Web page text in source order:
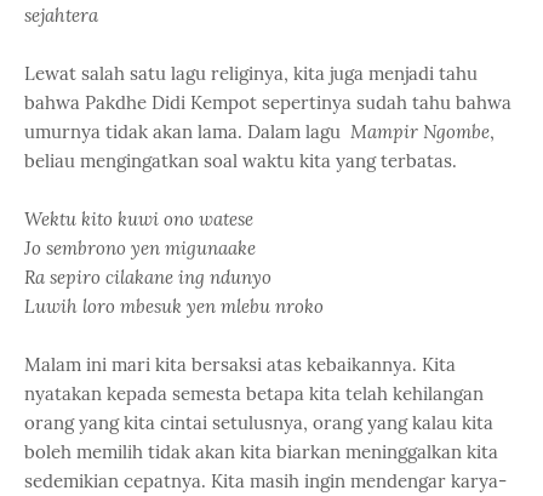
sejahtera
Lewat salah satu lagu religinya, kita juga menjadi tahu
bahwa Pakdhe Didi Kempot sepertinya sudah tahu bahwa
umurnya tidak akan lama. Dalam lagu Mampir Ngombe,
beliau mengingatkan soal waktu kita yang terbatas.
Wektu kito kuwi ono watese
Jo sembrono yen migunaake
Ra sepiro cilakane ing ndunyo
Luwih loro mbesuk yen mlebu nroko
Malam ini mari kita bersaksi atas kebaikannya. Kita
nyatakan kepada semesta betapa kita telah kehilangan
orang yang kita cintai setulusnya, orang yang kalau kita
boleh memilih tidak akan kita biarkan meninggalkan kita
sedemikian cepatnya. Kita masih ingin mendengar karya-